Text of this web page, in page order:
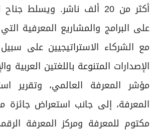
أكثر من 20 ألف ناشر. ويسلط
على البرامج والمشاريع المعرفية التي
مع الشركاء الاستراتيجيين على سبيل
الإصدارات المتنوعة باللغتين العربية
مؤشر المعرفة العالمي، وتقرير
المعرفة، إلى جانب استعراض جائزة
مكتوم للمعرفة ومركز المعرفة